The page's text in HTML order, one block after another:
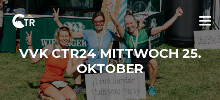
Skip
to
content
Menu
VVK CTR24 MITTWOCH 25.
OKTOBER